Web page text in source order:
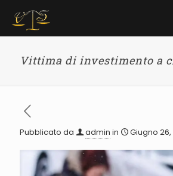
Vittima di investimento a
Pubblicato da admin in Giugno 26,